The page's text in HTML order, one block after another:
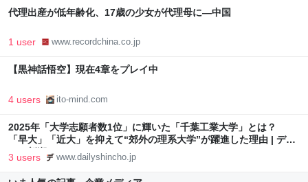
代理出産が低年齢化、17歳の少女が代理母に―中国
1 user www.recordchina.co.jp
【黒神話悟空】現在4章をプレイ中
4 users ito-mind.com
2025年「大学志願者数1位」に輝いた「千葉工業大学」とは？
「早大」「近大」を抑えて“郊外の理系大学”が躍進した理由 | デイ
リー新潮
3 users www.dailyshincho.jp